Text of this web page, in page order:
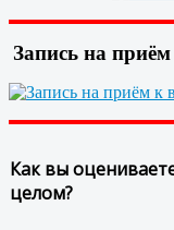
Запись на
Как вы
целом?